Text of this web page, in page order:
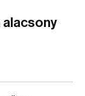
alacsony